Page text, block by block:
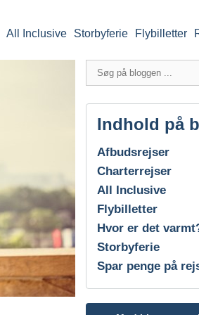
All Inclusive Storbyferie Flybilletter
Indhold på
Afbudsrejser
Charterrejser
All Inclusive
Flybilletter
Hvor er det
Storbyferie
Spar penge på